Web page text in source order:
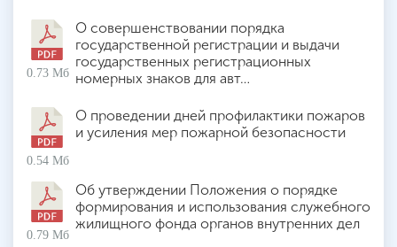
0.73 Мб
О совершенствовании порядка
государственной регистрации и выдачи
государственных регистрационных
номерных знаков для авт…
0.54 Мб
О проведении дней профилактики пожаров
и усиления мер пожарной безопасности
0.79 Мб
Об утверждении Положения о порядке
формирования и использования служебного
жилищного фонда органов внутренних дел